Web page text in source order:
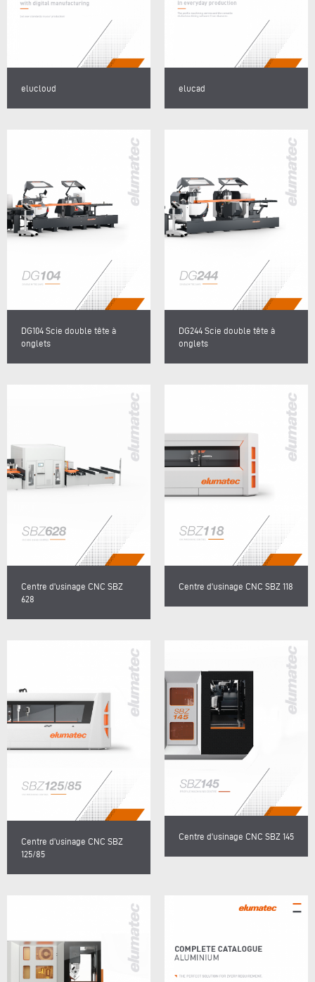
elucloud elucad
DG104 Scie double tête à
onglets
DG244 Scie double tête à
onglets
Centre d'usinage CNC SBZ
628
Centre d'usinage CNC SBZ 118
Centre d'usinage CNC SBZ
125/85
Centre d'usinage CNC SBZ 145